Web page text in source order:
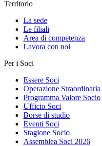
Territorio
La sede
Le filiali
Area di competenza
Lavora con noi
Per i Soci
Essere Soci
Operazione
Programma Valore Socio
Ufficio Soci
Borse di studio
Eventi Soci
Stagione Socio
Assemblea Soci 2026